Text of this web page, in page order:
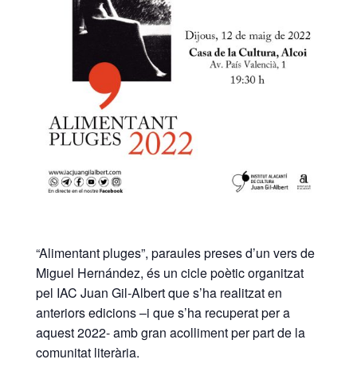
“Alimentant pluges”, paraules preses d’un vers de
Miguel Hernández, és un cicle poètic organitzat
pel IAC Juan Gil-Albert que s’ha realitzat en
anteriors edicions –i que s’ha recuperat per a
aquest 2022- amb gran acolliment per part de la
comunitat literària.